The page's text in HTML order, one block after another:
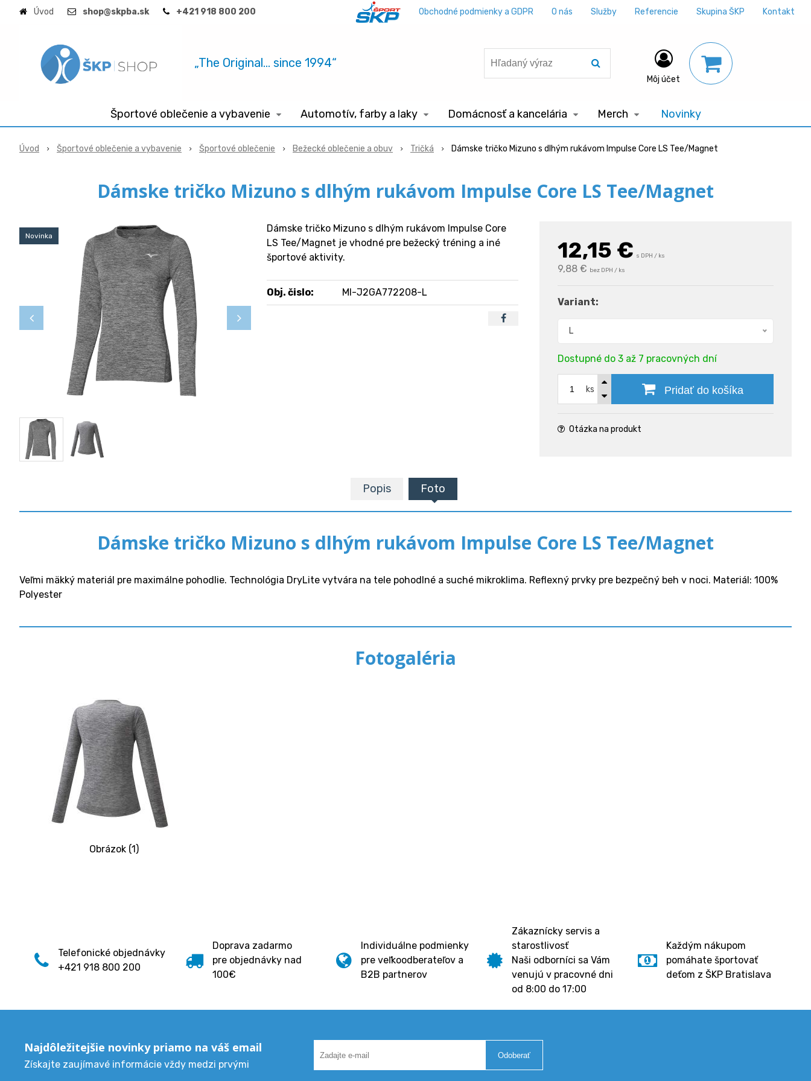
„The Original... since 1994“
Úvod shop@skpba.sk +421 918 800 200 Obchodné podmienky a GDPR O nás Služby Referencie Skupina ŠKP Kontakt
Môj účet
Športové oblečenie a vybavenie Automotív, farby a laky Domácnosť a kancelária Merch Novinky
Úvod Športové oblečenie a vybavenie Športové oblečenie Bežecké oblečenie a obuv Tričká Dámske tričko Mizuno s dlhým rukávom Impulse Core LS Tee/Magnet
Dámske tričko Mizuno s dlhým rukávom Impulse Core LS Tee/Magnet
Novinka
12,15 € s DPH / ks
9,88 € bez DPH / ks
Variant:
L
Dostupné do 3 až 7 pracovných dní
ks Pridať do košíka
Otázka na produkt
Dámske tričko Mizuno s dlhým rukávom Impulse Core
LS Tee/Magnet je vhodné pre bežecký tréning a iné
športové aktivity.
Obj. čislo: MI-J2GA772208-L
Popis Foto
Dámske tričko Mizuno s dlhým rukávom Impulse Core LS Tee/Magnet
Veľmi mäkký materiál pre maximálne pohodlie. Technológia DryLite vytvára na tele pohodlné a suché mikroklima. Reflexný prvky pre bezpečný beh v noci. Materiál: 100%
Polyester
Fotogaléria
Obrázok (1)
Telefonické objednávky
+421 918 800 200
Doprava zadarmo
pre objednávky nad
100€
Individuálne podmienky
pre veľkoodberateľov a
B2B partnerov
Zákaznícky servis a
starostlivosť
Naši odborníci sa Vám
venujú v pracovné dni
od 8:00 do 17:00
Každým nákupom
pomáhate športovať
deťom z ŠKP Bratislava
Najdôležitejšie novinky priamo na váš email
Získajte zaujímavé informácie vždy medzi prvými
Odoberať